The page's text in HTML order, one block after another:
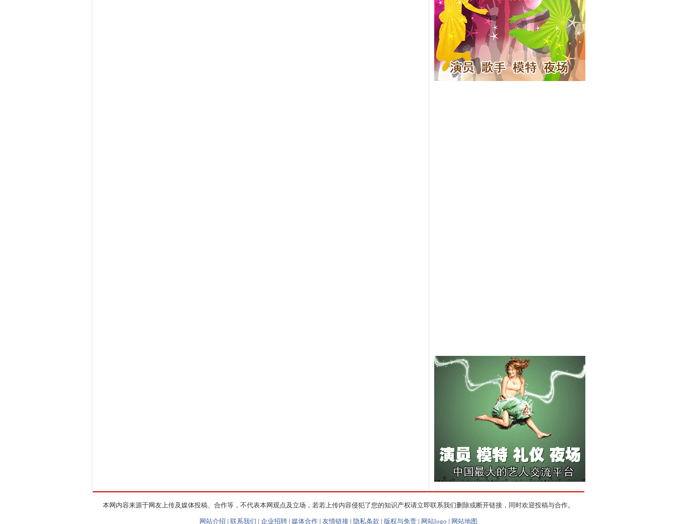
本网内容来源于网友上传及媒体投稿、合作等，不代表本网观点及立场，若若上传内容侵犯了您的知识产权请立即联系我们删除或断开链接，同时欢迎投稿与合作。
网站介绍 | 联系我们 | 企业招聘 | 媒体合作 | 友情链接 | 隐私条款 | 版权与免责 | 网站logo | 网站地图